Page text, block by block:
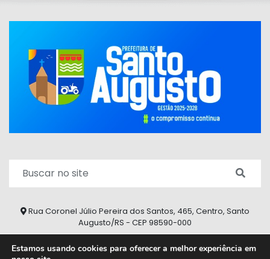
Rua Coronel Júlio Pereira dos Santos, 465, Centro, Santo
Augusto/RS - CEP 98590-000
Estamos usando cookies para oferecer a melhor experiência em